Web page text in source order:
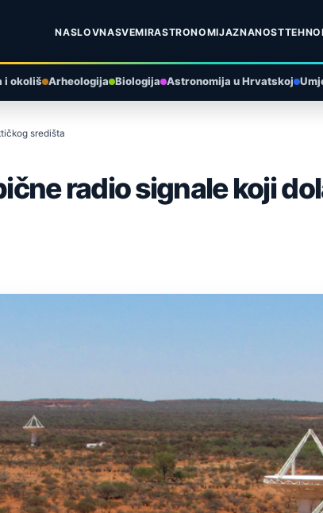
NASLOVNASVEMIRASTRONOMIJAZNANOST
i okoliš Arheologija Biologija Astronomija u Hrvatskoj
središta
radio signale koji